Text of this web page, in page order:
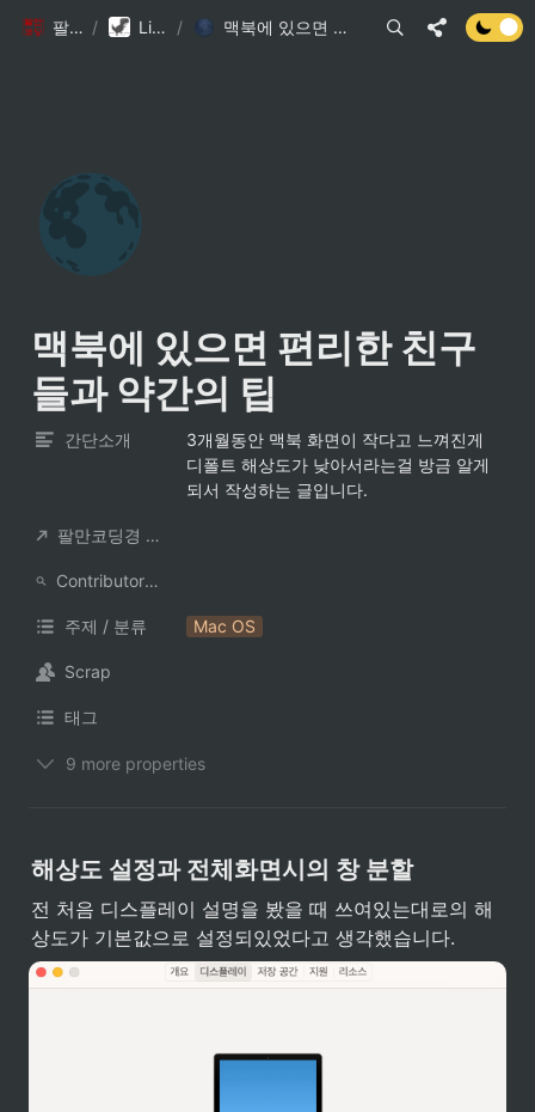
팔만코딩경 / Library DB / 맥북에 있으면 편리한 친구들과 약간의 팁
맥북에 있으면 편리한 친구
들과 약간의 팁
간단소개
3개월동안 맥북 화면이 작다고 느껴진게
디폴트 해상도가 낮아서라는걸 방금 알게
되서 작성하는 글입니다.
팔만코딩경 컨트리뷰터
ContributorNotionAccount
주제 / 분류 Mac OS
Scrap
태그
9 more properties
해상도 설정과 전체화면시의 창 분할
전 처음 디스플레이 설명을 봤을 때 쓰여있는대로의 해
상도가 기본값으로 설정되있었다고 생각했습니다.